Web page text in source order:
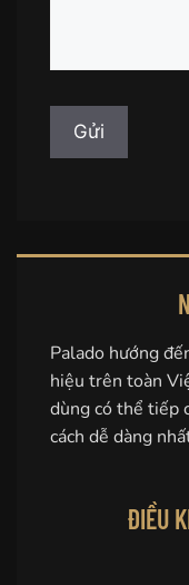
Palado hướng
hiệu trên toàn
dùng có thể tiếp
cách dễ dàng
ĐIỀU